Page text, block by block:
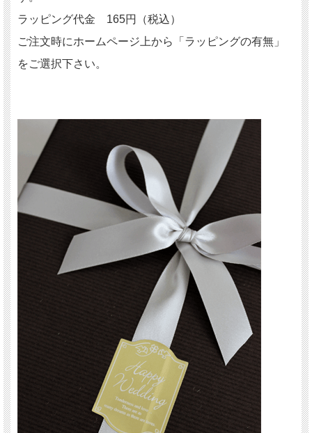
ラッピング代金 165円（税込）
ご注文時にホームページ上から「ラッピングの有無」
をご選択下さい。